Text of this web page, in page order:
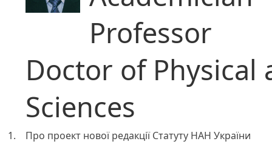
Professor
Doctor of
Sciences
1. Про проект нової редакції Статуту НАН України